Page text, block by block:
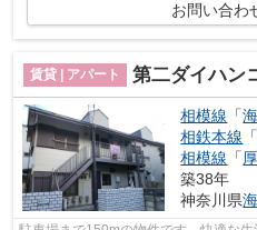
お問い合わ
賃貸 | アパート 第二ダイハン
相模線 「
相鉄本線
相模線 「
築38年
神奈川県